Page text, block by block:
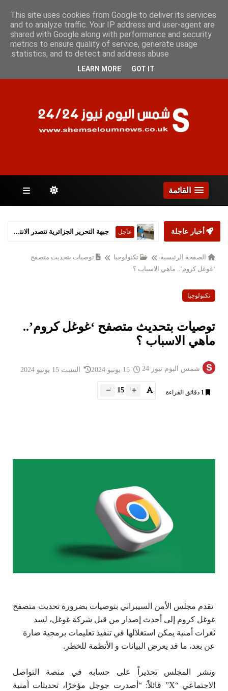
الجمعة 7 أغسطس 2026
الصفحات
القائمة
أخبار عاجلة عاجل جبهة التحرير الجزائرية تتصدر الانتخابات التشريعية
الصفحة الرئيسية تكنولوجيا
توصيات بتحديث متصفح
‘غوغل كروم’.. ماهي الاسباب ؟
تكنولوجيا
توصيات بتحديث متصفح ‘غوغل كروم’..
ماهي الاسباب ؟
شمس اليوم نيوز 24 السبت 15 يونيو 2024
1 دقائق القراءة 15
تقدم مجلس الأمن السيبراني بتوصيات بضرورة تحديث متصفح
غوغل كروم إلى أحدث إصدار من قبل شركة غوغل، لسد
ثغرات أمنية يمكن استغلالها في تنفيذ تعليمات برمجية ضارة
عن بعد، ما قد يعرض البيانات و الأنظمة للخطر.
ونشر المجلس تحذيراً على حسابه في منصة التواصل
الاجتماعي “X” قائلاً: “أصدرت جوجل مؤخرًا، تحديثات أمنية
This site uses cookies from Google to deliver its services
and to analyze traffic. Your IP address and user-agent are
shared with Google along with performance and security
metrics to ensure quality of service, generate usage
statistics, and to detect and address abuse.
LEARN MORE GOT IT